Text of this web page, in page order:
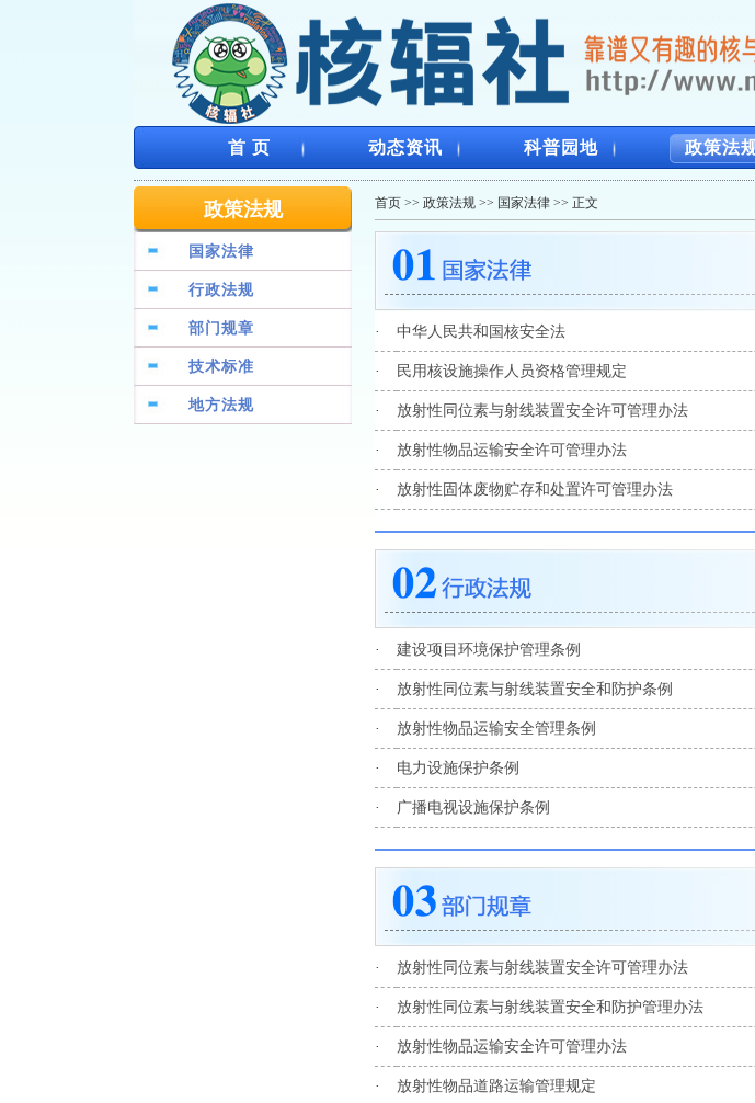
首 页 动态资讯 科普园地 政策法
政策法规
国家法律
行政法规
部门规章
技术标准
地方法规
首页 >> 政策法规 >> 国家法律 >> 正文
· 中华人民共和国核安全法
· 民用核设施操作人员资格管理规定
· 放射性同位素与射线装置安全许可管理办法
· 放射性物品运输安全许可管理办法
· 放射性固体废物贮存和处置许可管理办法
· 建设项目环境保护管理条例
· 放射性同位素与射线装置安全和防护条例
· 放射性物品运输安全管理条例
· 电力设施保护条例
· 广播电视设施保护条例
· 放射性同位素与射线装置安全许可管理办法
· 放射性同位素与射线装置安全和防护管理办法
· 放射性物品运输安全许可管理办法
· 放射性物品道路运输管理规定